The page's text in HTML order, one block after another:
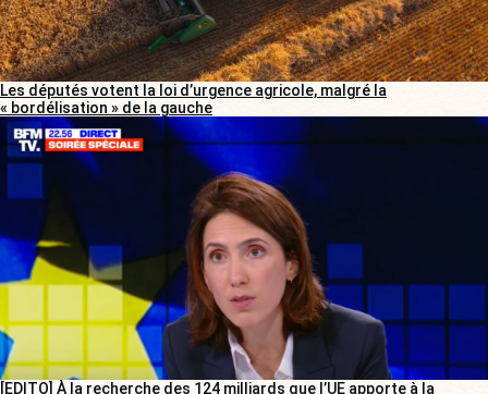
Les députés votent la loi d’urgence agricole, malgré la
« bordélisation » de la gauche
[EDITO] À la recherche des 124 milliards que l’UE apporte à la